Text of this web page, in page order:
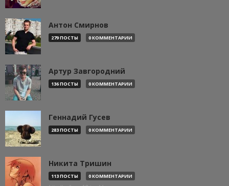
Антон Смирнов
279 ПОСТЫ 0 КОММЕНТАРИИ
Артур Завгородний
136 ПОСТЫ 0 КОММЕНТАРИИ
Геннадий Гусев
283 ПОСТЫ 0 КОММЕНТАРИИ
Никита Тришин
113 ПОСТЫ 0 КОММЕНТАРИИ